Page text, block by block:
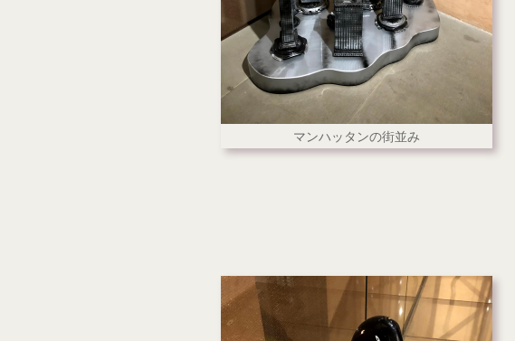
マンハッタンの街並み